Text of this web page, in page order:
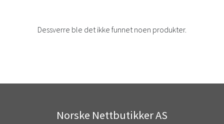
Dessverre ble det ikke funnet noen produkter.
Norske Nettbutikker AS